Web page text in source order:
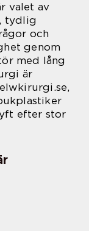
valet av
tydlig
och
genom
med lång
är
efter stor